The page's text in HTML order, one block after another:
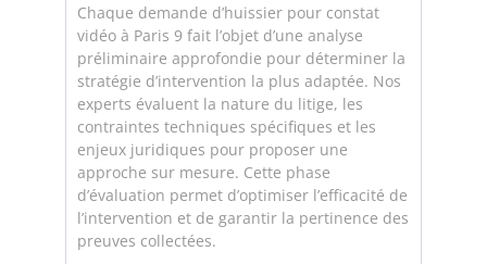
Chaque demande d’huissier pour constat
vidéo à Paris 9 fait l’objet d’une analyse
préliminaire approfondie pour déterminer la
stratégie d’intervention la plus adaptée. Nos
experts évaluent la nature du litige, les
contraintes techniques spécifiques et les
enjeux juridiques pour proposer une
approche sur mesure. Cette phase
d’évaluation permet d’optimiser l’efficacité de
l’intervention et de garantir la pertinence des
preuves collectées.